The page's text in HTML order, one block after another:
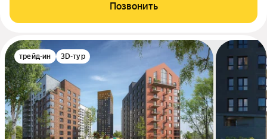
Позвонить
трейд-ин 3D-тур